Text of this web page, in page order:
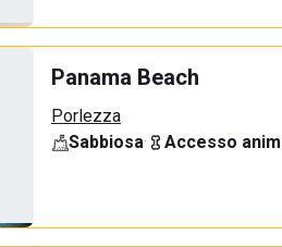
Panama Beach
Porlezza
Sabbiosa· Accesso